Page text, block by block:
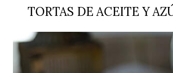
TORTAS DE ACEITE Y